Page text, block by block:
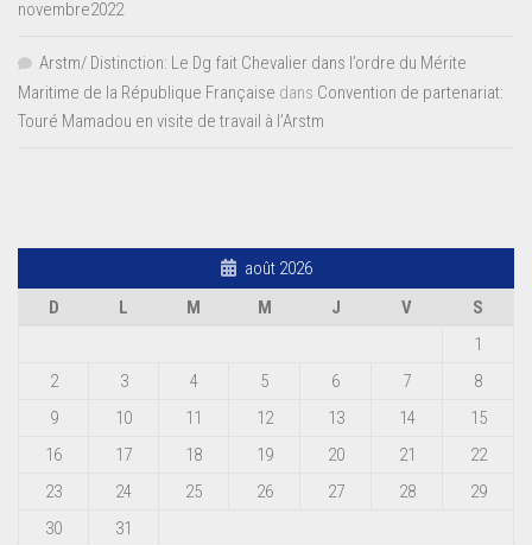
novembre2022
Arstm/ Distinction: Le Dg fait Chevalier dans l’ordre du Mérite
Maritime de la République Française dans Convention de partenariat:
Touré Mamadou en visite de travail à l’Arstm
août 2026
D
L M M J V
S
1
2
3 4 5 6 7
8
9
10 11 12 13 14
15
16
17 18 19 20 21
22
23
24 25 26 27 28
29
30
31